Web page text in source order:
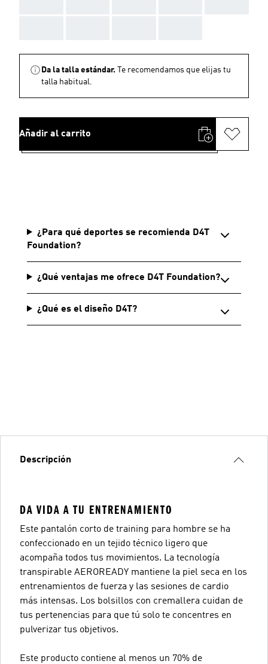
Da la talla estándar.
Te recomendamos que elijas tu
talla habitual.
Añadir al carrito
¿Para qué deportes se recomienda D4T
Foundation?
¿Qué ventajas me ofrece D4T Foundation?
¿Qué es el diseño D4T?
Descripción
DA VIDA A TU ENTRENAMIENTO
Este pantalón corto de training para hombre se ha
confeccionado en un tejido técnico ligero que
acompaña todos tus movimientos. La tecnología
transpirable AEROREADY mantiene la piel seca en los
entrenamientos de fuerza y las sesiones de cardio
más intensas. Los bolsillos con cremallera cuidan de
tus pertenencias para que tú solo te concentres en
pulverizar tus objetivos.
Este producto contiene al menos un 70% de